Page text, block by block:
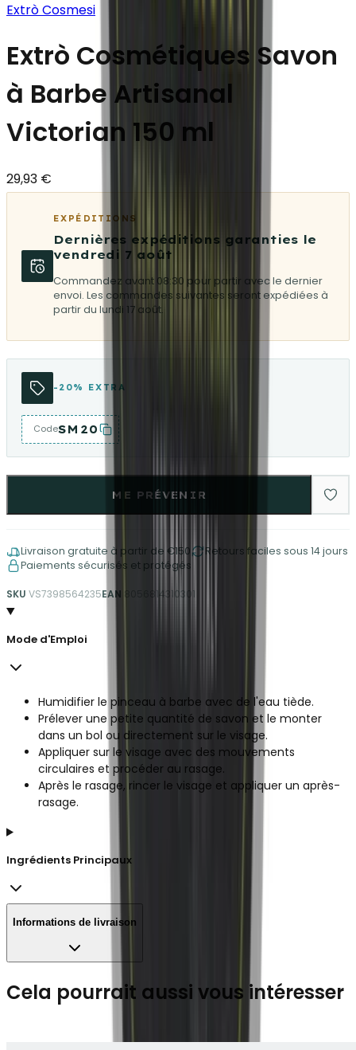
Extrò Cosmesi
Extrò Cosmétiques Savon
à Barbe Artisanal
Victorian 150 ml
29,93 €
EXPÉDITIONS
Dernières expéditions garanties le
vendredi 7 août
Commandez avant 08:30 pour partir avec le dernier
envoi. Les commandes suivantes seront expédiées à
partir du lundi 17 août.
-20% EXTRA
CodeSM20
ME PRÉVENIR
Livraison gratuite à partir de €150
Retours faciles sous 14 jours
Paiements sécurisés et protégés
SKU VS7398564235EAN 8056814310301
Mode d'Emploi
Humidifier le pinceau à barbe avec de l'eau tiède.
Prélever une petite quantité de savon et le monter
dans un bol ou directement sur le visage.
Appliquer sur le visage avec des mouvements
circulaires et procéder au rasage.
Après le rasage, rincer le visage et appliquer un après-
rasage.
Ingrédients Principaux
Informations de livraison
Cela pourrait aussi vous intéresser